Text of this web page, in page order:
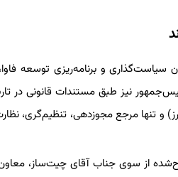
و برنامه‌ریزی توسعه
و تنها مرجع مجوزدهی، تنظیم‌گری،
از سوی جناب آقای چیت‌ساز،